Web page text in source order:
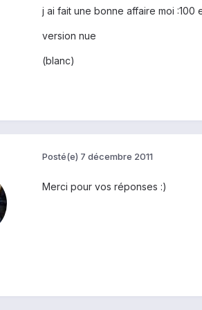
j ai fait une bonne affaire moi :100
version nue
(blanc)
Posté(e) 7 décembre 2011
Merci pour vos réponses :)